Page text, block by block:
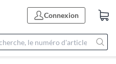
Connexion